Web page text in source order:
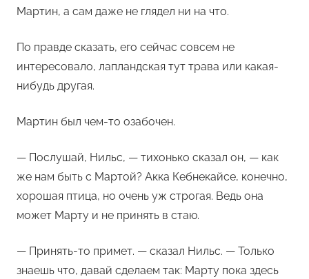
Мартин, а сам даже не глядел ни на что.
По правде сказать, его сейчас совсем не
интересовало, лапландская тут трава или какая-
нибудь другая.
Мартин был чем-то озабочен.
— Послушай, Нильс, — тихонько сказал он, — как
же нам быть с Мартой? Акка Кебнекайсе, конечно,
хорошая птица, но очень уж строгая. Ведь она
может Марту и не принять в стаю.
— Принять-то примет. — сказал Нильс. — Только
знаешь что, давай сделаем так: Марту пока здесь